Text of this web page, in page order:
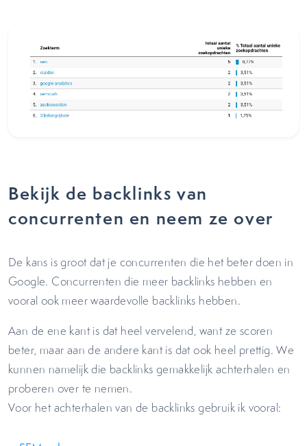
Bekijk de backlinks van
concurrenten en neem ze over
De kans is groot dat je concurrenten die het beter doen in
Google. Concurrenten die meer backlinks hebben en
vooral ook meer waardevolle backlinks hebben.
Aan de ene kant is dat heel vervelend, want ze scoren
beter, maar aan de andere kant is dat ook heel prettig. We
kunnen namelijk die backlinks gemakkelijk achterhalen en
proberen over te nemen.
Voor het achterhalen van de backlinks gebruik ik vooral: